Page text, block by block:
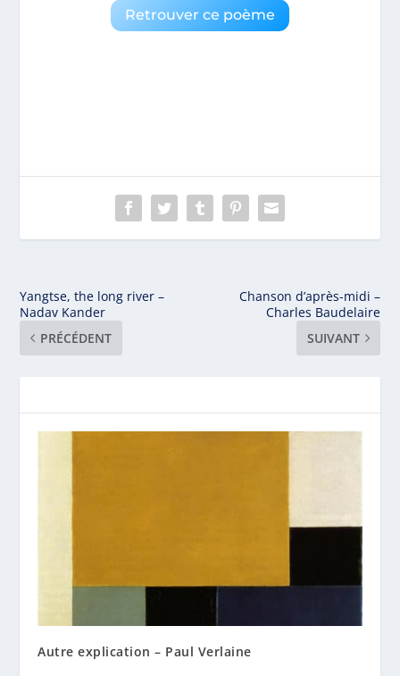
Retrouver ce poème
Yangtse, the long river –
Nadav Kander
PRÉCÉDENT
Chanson d’après-midi –
Charles Baudelaire
SUIVANT
Autre explication – Paul Verlaine